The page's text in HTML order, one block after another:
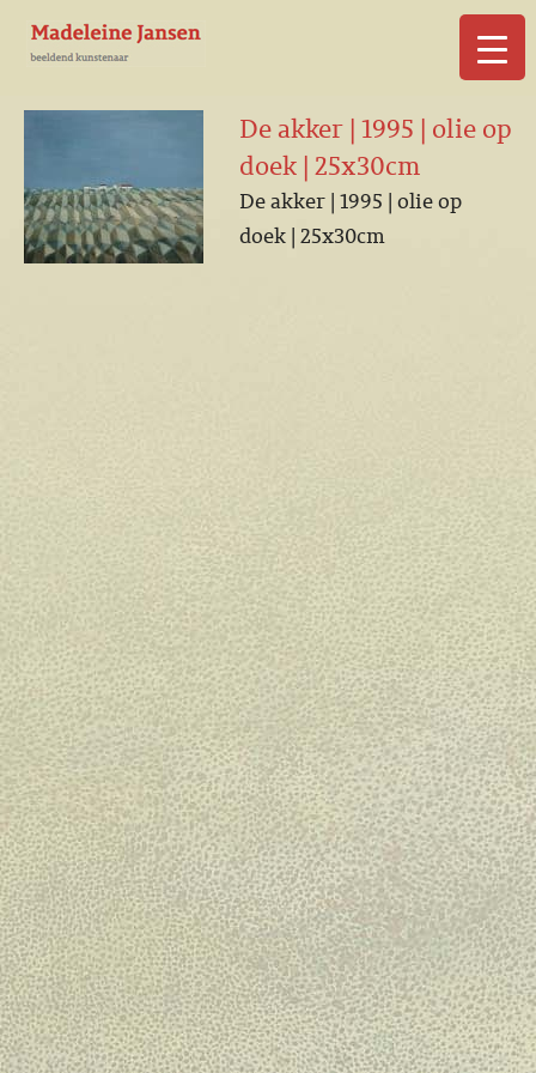
De akker | 1995 | olie op
doek | 25x30cm
De akker | 1995 | olie op
doek | 25x30cm
▼